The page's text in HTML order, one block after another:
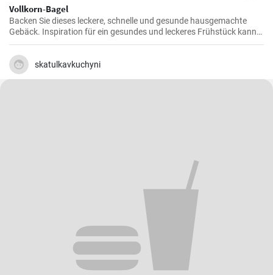
Vollkorn-Bagel
Backen Sie dieses leckere, schnelle und gesunde hausgemachte
Gebäck. Inspiration für ein gesundes und leckeres Frühstück kann
man nie genug haben.
skatulkavkuchyni